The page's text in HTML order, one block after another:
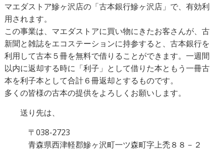
マエダストア鰺ヶ沢店の「古本銀行鰺ヶ沢店」で、有効利
用されます。
この事業は、マエダストアに買い物にきたお客さんが、古
新聞と雑誌をエコステーションに持参すると、古本銀行を
利用して古本５冊を無料で借りることができます。一週間
以内に返却する時に「利子」として借りた本ともう一冊古
本を利子本として合計６冊返却とするものです。
多くの皆様の古本の提供をよろしくお願いします。
送り先は、
〒038-2723
青森県西津軽郡鰺ヶ沢町一ツ森町字上禿８８－２